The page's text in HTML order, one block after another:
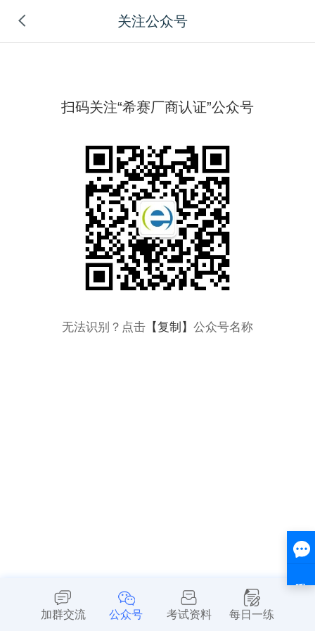
关注公众号
扫码关注“希赛厂商认证”公众号
无法识别？点击 【复制】 公众号名称
加群交流 公众号 考试资料 每日一练